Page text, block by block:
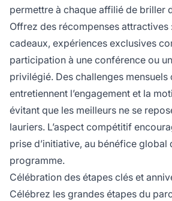
permettre à chaque affilié de briller
Offrez des récompenses attractives
cadeaux, expériences exclusives
participation à une conférence ou
privilégié. Des challenges mensuels
entretiennent l’engagement et la
évitant que les meilleurs ne se
lauriers. L’aspect compétitif
prise d’initiative, au bénéfice global
programme.
Célébration des étapes clés et
Célébrez les grandes étapes du